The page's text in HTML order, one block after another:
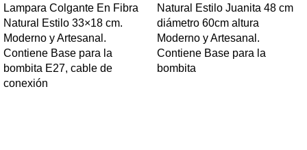
Lampara Colgante En Fibra
Natural Estilo 33×18 cm.
Moderno y Artesanal.
Contiene Base para la
bombita E27, cable de
conexión
Natural Estilo Juanita 48 cm
diámetro 60cm altura
Moderno y Artesanal.
Contiene Base para la
bombita